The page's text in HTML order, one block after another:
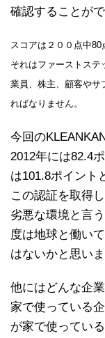
確認することがで
スコアは２００点中80
それはファーストステ
業員、株主、顧客やサ
ればなりません。
今回の
2012年には82.4
は101.8ポイント
この認証を取得
劣悪な環境と言
度は地球と働い
はないかと思いま
他にはどんな企
家で使っている
が家で使ってい